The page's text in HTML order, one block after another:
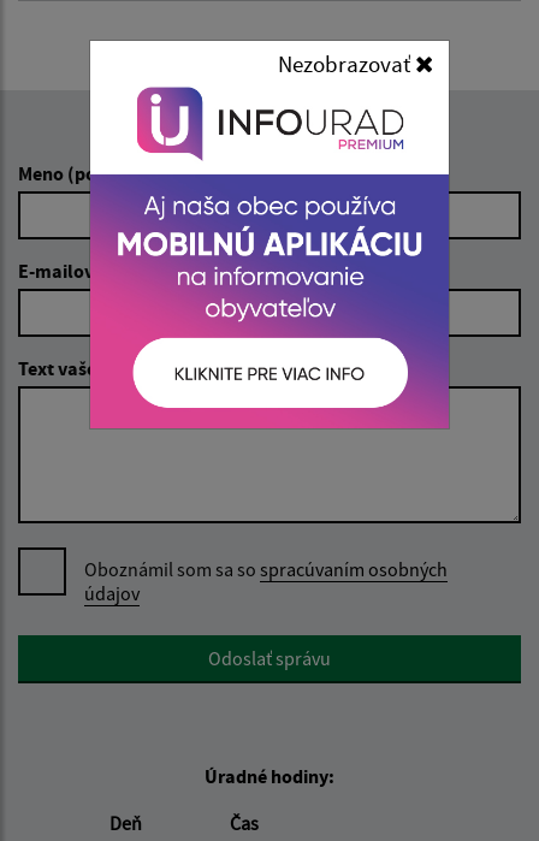
Napíšte nám:
Meno (povinné)
E-mailová adresa (povinné)
Text vašej správy (povinné)
Oboznámil som sa so spracúvaním osobných
údajov
Google reCaptcha ResponseOdoslať správu
Úradné hodiny:
Deň
Čas
Nezobrazovať